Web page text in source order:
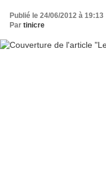
Publié le 24/06/2012 à 19:13
Par tinicre